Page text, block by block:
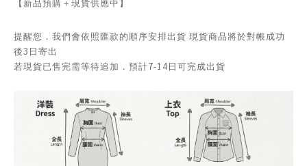
【新品預購＋現貨供應中】
提醒您．我們會依照匯款的順序安排出貨 現貨商品將於對帳成功
後3日寄出
若現貨已售完需等待追加．預計7-14日可完成出貨